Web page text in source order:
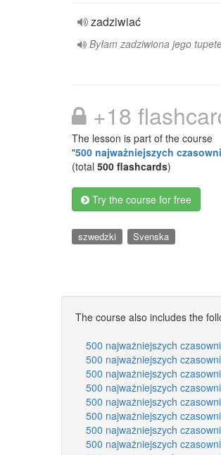
zadziwiać
Byłam zadziwiona jego
+18
The lesson is part of the course
"500 najważniejszych
(total 500 flashcards)
Try the course for free
szwedzki Svenska
The course also includes the
500 najważniejszych
500 najważniejszych
500 najważniejszych
500 najważniejszych
500 najważniejszych
500 najważniejszych
500 najważniejszych
500 najważniejszych